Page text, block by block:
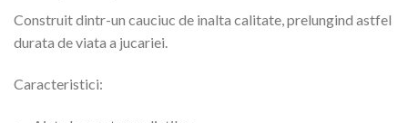
Construit dintr-un cauciuc de inalta calitate, prelungind astfel
durata de viata a jucariei.
Caracteristici: